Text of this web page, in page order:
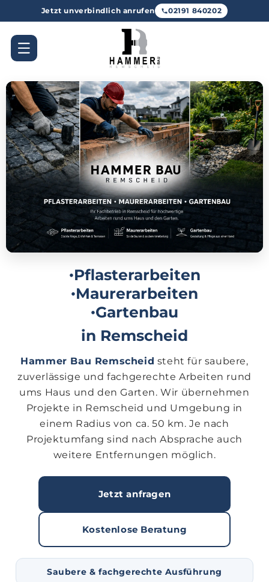
Inhalt
Jetzt unverbindlich anrufen 02191 840202
•Pflasterarbeiten
•Maurerarbeiten
•Gartenbau
in Remscheid
Hammer Bau Remscheid steht für saubere,
zuverlässige und fachgerechte Arbeiten rund
ums Haus und den Garten. Wir übernehmen
Projekte in Remscheid und Umgebung in
einem Radius von ca. 50 km. Je nach
Projektumfang sind nach Absprache auch
weitere Entfernungen möglich.
Jetzt anfragen
Kostenlose Beratung
Saubere & fachgerechte Ausführung